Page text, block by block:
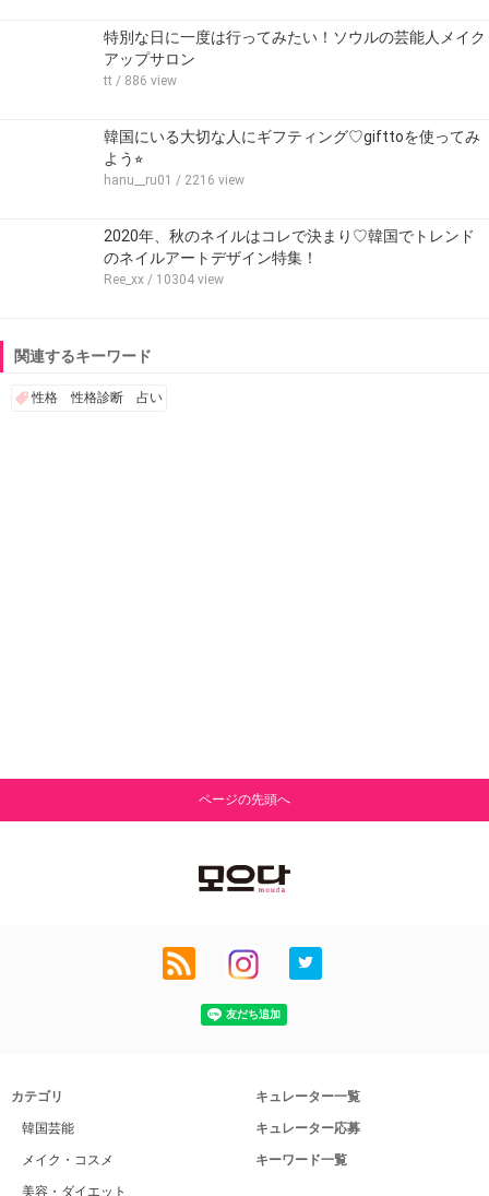
特別な日に一度は行ってみたい！ソウルの芸能人メイク
アップサロン
tt / 886 view
韓国にいる大切な人にギフティング♡gifttoを使ってみ
よう⭐︎
hanu__ru01 / 2216 view
2020年、秋のネイルはコレで決まり♡韓国でトレンド
のネイルアートデザイン特集！
Ree_xx / 10304 view
関連するキーワード
性格 性格診断 占い
ページの先頭へ
カテゴリ
韓国芸能
メイク・コスメ
美容・ダイエット
キュレーター一覧
キュレーター応募
キーワード一覧